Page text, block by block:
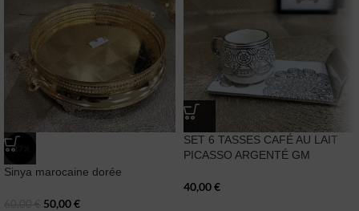
-17%
Sinya marocaine dorée
50,00€
SET 6 TASSES CAFÉ AU LAIT
PICASSO ARGENTÉ GM
40,00€